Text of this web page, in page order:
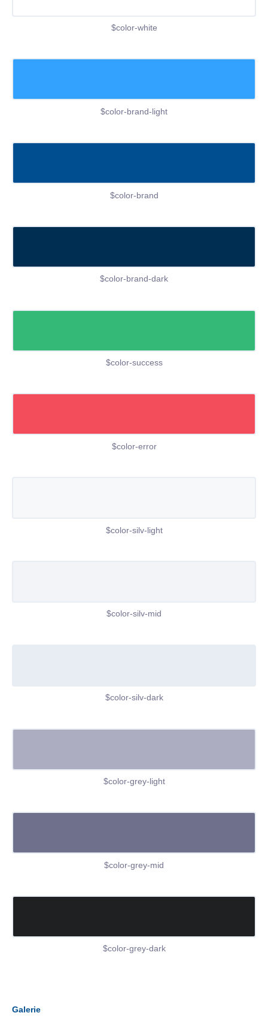
$color-white
$color-brand-light
$color-brand
$color-brand-dark
$color-success
$color-error
$color-silv-light
$color-silv-mid
$color-silv-dark
$color-grey-light
$color-grey-mid
$color-grey-dark
Galerie